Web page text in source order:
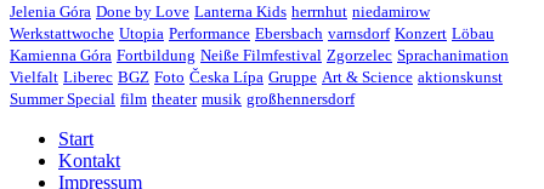
Jelenia Góra Done by Love Lanterna Kids herrnhut niedamirow
Werkstattwoche Utopia Performance Ebersbach varnsdorf Konzert Löbau
Kamienna Góra Fortbildung Neiße Filmfestival Zgorzelec Sprachanimation
Vielfalt Liberec BGZ Foto Česka Lípa Gruppe Art & Science aktionskunst
Summer Special film theater musik großhennersdorf
Start
Kontakt
Impressum